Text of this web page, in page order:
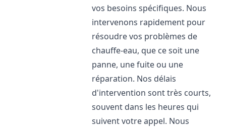
vos besoins spécifiques. Nous
intervenons rapidement pour
résoudre vos problèmes de
chauffe-eau, que ce soit une
panne, une fuite ou une
réparation. Nos délais
d'intervention sont très courts,
souvent dans les heures qui
suivent votre appel. Nous